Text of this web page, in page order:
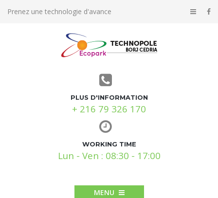
Prenez une technologie d'avance
PLUS D'INFORMATION
+ 216 79 326 170
WORKING TIME
Lun - Ven : 08:30 - 17:00
MENU